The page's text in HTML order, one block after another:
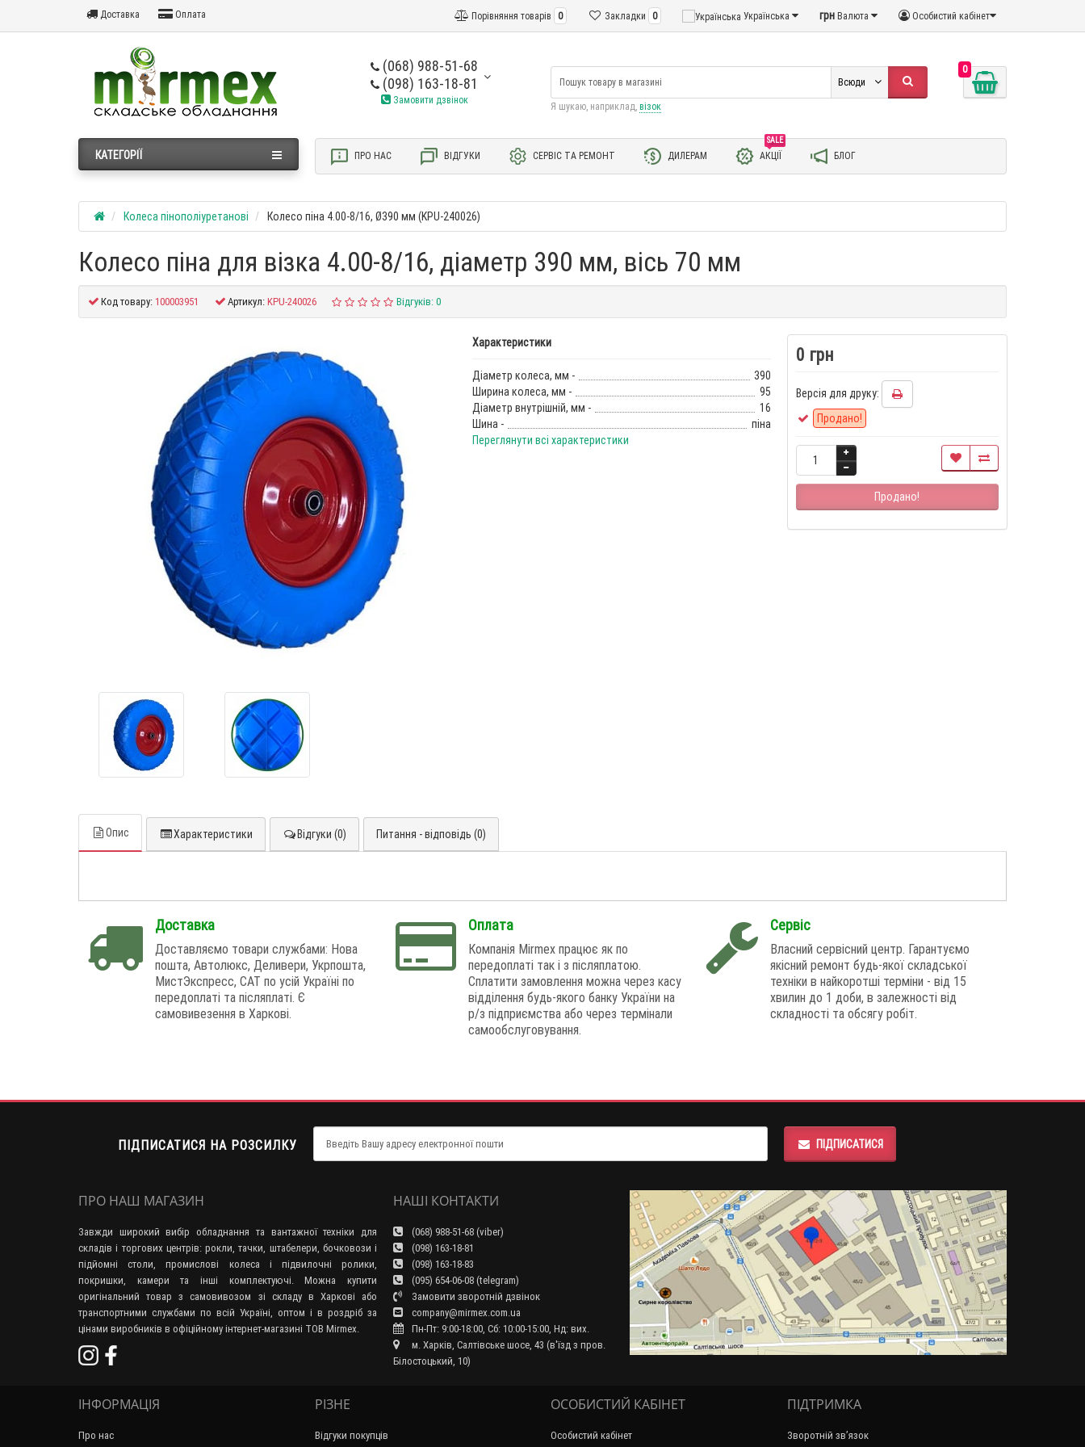
Доставка Оплата Особистий кабінет
грн Валюта
Українська
Закладки 0
Порівняння товарів 0
(068) 988-51-68
(098) 163-18-81
Замовити дзвінок
0
Всюди
Я шукаю, наприклад, візок
КАТЕГОРІЇ ПРО НАС ВІДГУКИ СЕРВІС ТА РЕМОНТ ДИЛЕРАМ
SALE
АКЦІЇ БЛОГ
Колеса пінополіуретанові Колесо піна 4.00-8/16, Ø390 мм (KPU-240026)
Колесо піна для візка 4.00-8/16, діаметр 390 мм, вісь 70 мм
Код товару:100003951 Артикул:KPU-240026 Відгуків: 0
Характеристики
Діаметр колеса, мм -
390
Ширина колеса, мм -
95
Діаметр внутрішній, мм -
16
Шина -
піна
Переглянути всі характеристики
0 грн
Версія для друку:
Продано!
Продано!
Опис Характеристики Відгуки (0) Питання - відповідь (0)
Доставка
Доставляємо товари службами: Нова
пошта, Автолюкс, Деливери, Укрпошта,
МистЭкспресс, САТ по усій Україні по
передоплаті та післяплаті. Є
самовивезення в Харкові.
Оплата
Компанія Mirmex працює як по
передоплаті так і з післяплатою.
Сплатити замовлення можна через касу
відділення будь-якого банку України на
р/з підприємства або через термінали
самообслуговування.
Сервіс
Власний сервісний центр. Гарантуємо
якісний ремонт будь-якої складської
техніки в найкоротші терміни - від 15
хвилин до 1 доби, в залежності від
складності та обсягу робіт.
ПІДПИСАТИСЯ НА РОЗСИЛКУ ПІДПИСАТИСЯ
ПРО НАШ МАГАЗИН
Завжди широкий вибір обладнання та вантажної техніки для
складів і торгових центрів: рокли, тачки, штабелери, бочковози і
підйомні столи, промислові колеса і підвилочні ролики,
покришки, камери та інші комплектуючі. Можна купити
оригінальний товар з самовивозом зі складу в Харкові або
транспортними службами по всій Україні, оптом і в роздріб за
цінами виробників в офіційному інтернет-магазині ТОВ Mirmex.
НАШІ КОНТАКТИ
(068) 988-51-68 (viber)
(098) 163-18-81
(098) 163-18-83
(095) 654-06-08 (telegram)
Замовити зворотній дзвінок
company@mirmex.com.ua
Пн-Пт: 9:00-18:00, Сб: 10:00-15:00, Нд: вих.
м. Харків, Салтівське шосе, 43 (в'їзд з пров.
Білостоцький, 10)
ІНФОРМАЦІЯ
Про нас
РІЗНЕ
Відгуки покупців
ОСОБИСТИЙ КАБІНЕТ
Особистий кабінет
ПІДТРИМКА
Зворотній зв’язок